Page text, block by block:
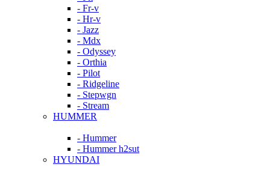
- Fr-v
- Hr-v
- Jazz
- Mdx
- Odyssey
- Orthia
- Pilot
- Ridgeline
- Stepwgn
- Stream
HUMMER
- Hummer
- Hummer h2sut
HYUNDAI